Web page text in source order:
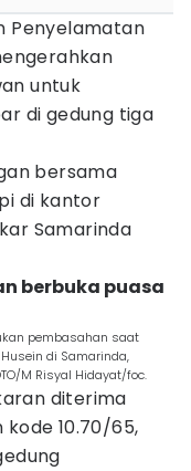
Penyelamatan
untuk
di gedung tiga
bersama
di kantor
Samarinda
berbuka puasa
pembasahan saat
di Samarinda,
M Risyal Hidayat/foc.
diterima
kode 10.70/65,